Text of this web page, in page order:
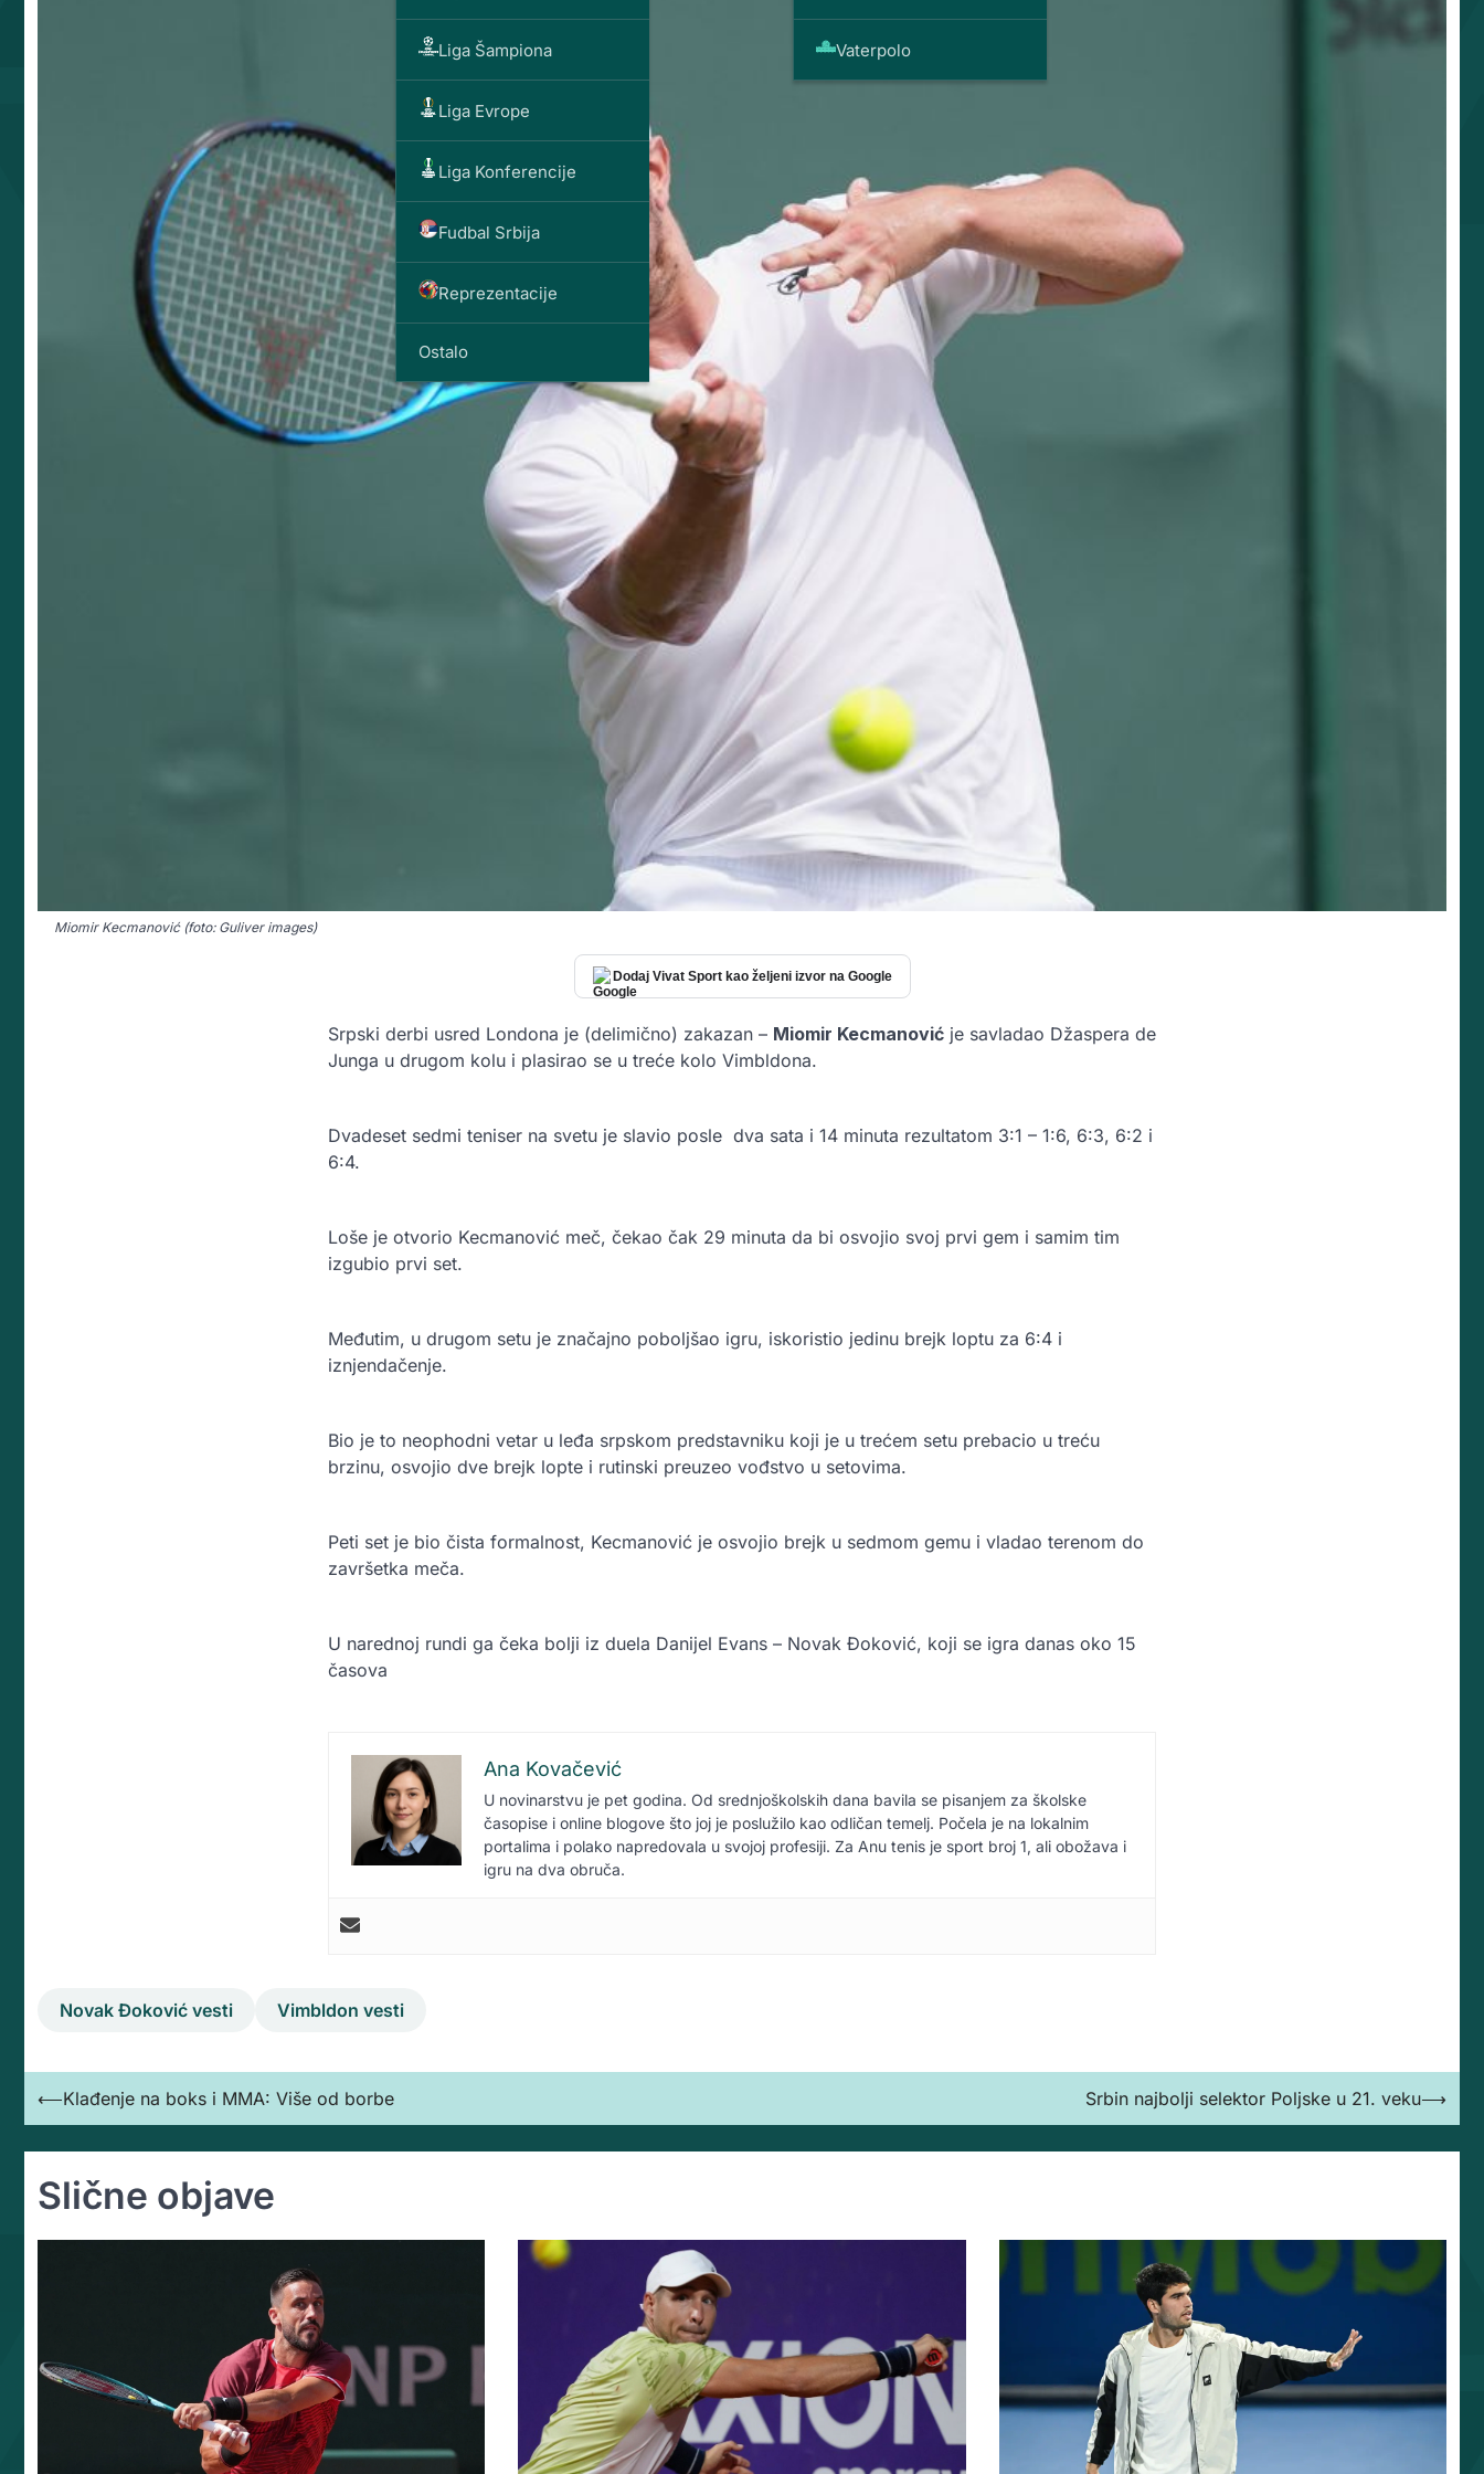
Liga Šampiona
Liga Evrope
Liga Konferencije
Fudbal Srbija
Reprezentacije
Ostalo
Vaterpolo
Miomir Kecmanović (foto: Guliver images)
Dodaj Vivat Sport kao željeni izvor na Google
Srpski derbi usred Londona je (delimično) zakazan – Miomir Kecmanović je savladao Džaspera de
Junga u drugom kolu i plasirao se u treće kolo Vimbldona.
Dvadeset sedmi teniser na svetu je slavio posle dva sata i 14 minuta rezultatom 3:1 – 1:6, 6:3, 6:2 i
6:4.
Loše je otvorio Kecmanović meč, čekao čak 29 minuta da bi osvojio svoj prvi gem i samim tim
izgubio prvi set.
Međutim, u drugom setu je značajno poboljšao igru, iskoristio jedinu brejk loptu za 6:4 i
iznjendačenje.
Bio je to neophodni vetar u leđa srpskom predstavniku koji je u trećem setu prebacio u treću
brzinu, osvojio dve brejk lopte i rutinski preuzeo vođstvo u setovima.
Peti set je bio čista formalnost, Kecmanović je osvojio brejk u sedmom gemu i vladao terenom do
završetka meča.
U narednoj rundi ga čeka bolji iz duela Danijel Evans – Novak Đoković, koji se igra danas oko 15
časova
Ana Kovačević
U novinarstvu je pet godina. Od srednjoškolskih dana bavila se pisanjem za školske
časopise i online blogove što joj je poslužilo kao odličan temelj. Počela je na lokalnim
portalima i polako napredovala u svojoj profesiji. Za Anu tenis je sport broj 1, ali obožava i
igru na dva obruča.
Novak Đoković vesti Vimbldon vesti
Кретање
⟵Klađenje na boks i MMA: Više od borbe Srbin najbolji selektor Poljske u 21. veku⟶
Slične objave